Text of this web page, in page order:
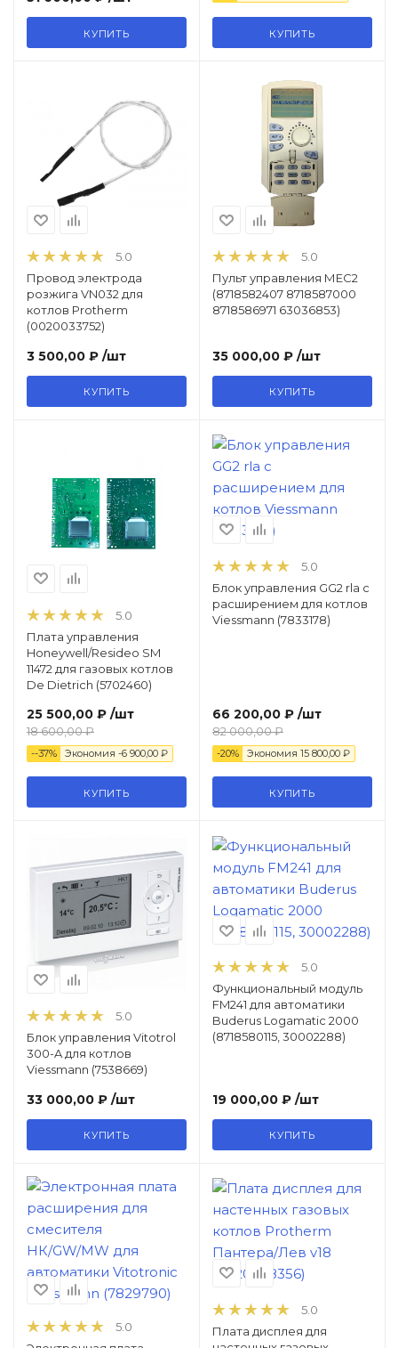
КУПИТЬ КУПИТЬ
5.0
Провод электрода
розжига VN032 для
котлов Protherm
(0020033752)
3 500,00 ₽ /шт
КУПИТЬ
5.0
Пульт управления МЕС2
(8718582407 8718587000
8718586971 63036853)
35 000,00 ₽ /шт
КУПИТЬ
5.0
Плата управления
Honeywell/Resideo SM
11472 для газовых котлов
De Dietrich (5702460)
25 500,00 ₽ /шт
18 600,00 ₽
--37% Экономия -6 900,00 ₽
КУПИТЬ
5.0
Блок управления GG2 rla с
расширением для котлов
Viessmann (7833178)
66 200,00 ₽ /шт
82 000,00 ₽
-20% Экономия 15 800,00 ₽
КУПИТЬ
5.0
Блок управления Vitotrol
300-A для котлов
Viessmann (7538669)
33 000,00 ₽ /шт
КУПИТЬ
5.0
Функциональный модуль
FM241 для автоматики
Buderus Logamatic 2000
(8718580115, 30002288)
19 000,00 ₽ /шт
КУПИТЬ
5.0
5.0
Плата дисплея для